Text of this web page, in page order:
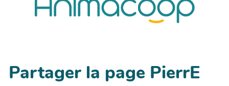
Partager la page PierrE